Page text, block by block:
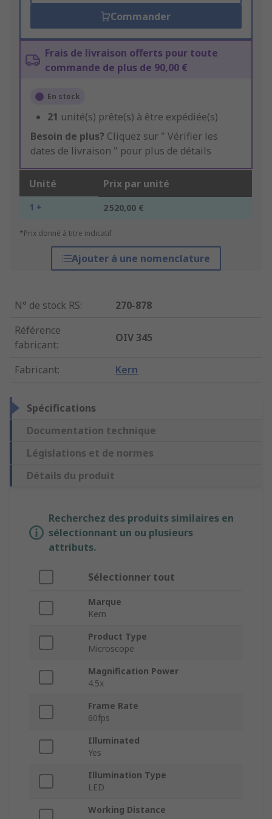
Commander
Frais de livraison offerts pour toute
commande de plus de 90,00 €
En stock
21 unité(s) prête(s) à être expédiée(s)
Besoin de plus? Cliquez sur " Vérifier les
dates de livraison " pour plus de détails
Unité Prix par unité
1 + 2 520,00 €
*Prix donné à titre indicatif
Ajouter à une nomenclature
N° de stock RS:
270-878
Référence
fabricant:
OIV 345
Fabricant: Kern
Spécifications
Documentation technique
Législations et de normes
Détails du produit
Recherchez des produits similaires en
sélectionnant un ou plusieurs
attributs.
Sélectionner tout
Marque
Kern
Product Type
Microscope
Magnification Power
4.5x
Frame Rate
60fps
Illuminated
Yes
Illumination Type
LED
Working Distance